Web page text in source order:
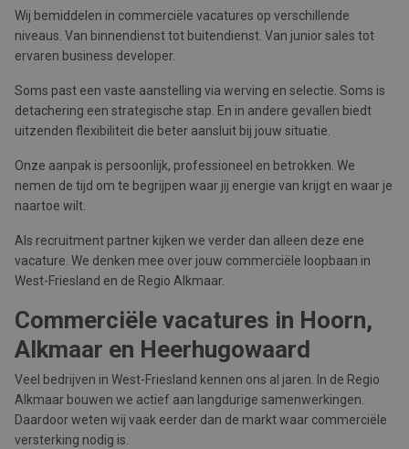
Wij bemiddelen in commerciële vacatures op verschillende
niveaus. Van binnendienst tot buitendienst. Van junior sales tot
ervaren business developer.
Soms past een vaste aanstelling via werving en selectie. Soms is
detachering een strategische stap. En in andere gevallen biedt
uitzenden flexibiliteit die beter aansluit bij jouw situatie.
Onze aanpak is persoonlijk, professioneel en betrokken. We
nemen de tijd om te begrijpen waar jij energie van krijgt en waar je
naartoe wilt.
Als recruitment partner kijken we verder dan alleen deze ene
vacature. We denken mee over jouw commerciële loopbaan in
West-Friesland en de Regio Alkmaar.
Commerciële vacatures in Hoorn,
Alkmaar en Heerhugowaard
Veel bedrijven in West-Friesland kennen ons al jaren. In de Regio
Alkmaar bouwen we actief aan langdurige samenwerkingen.
Daardoor weten wij vaak eerder dan de markt waar commerciële
versterking nodig is.